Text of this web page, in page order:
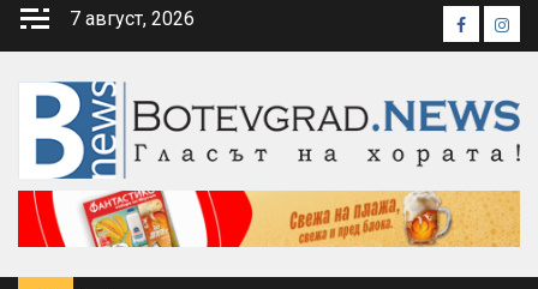
Skip
7 август, 2026 Facebook